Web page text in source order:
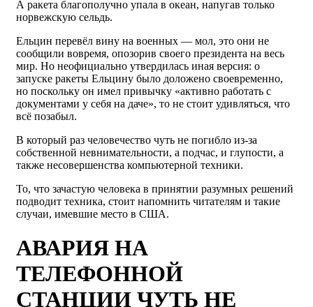
А ракета благополучно упала в океан, напугав только
норвежскую сельдь.
Ельцин перевёл вину на военных — мол, это они не
сообщили вовремя, опозорив своего президента на весь
мир. Но неофициально утвердилась иная версия: о
запуске ракеты Ельцину было доложено своевременно,
но поскольку он имел привычку «активно работать с
документами у себя на даче», то не стоит удивляться, что
всё позабыл.
В который раз человечество чуть не погибло из-за
собственной невнимательности, а подчас, и глупости, а
также несовершенства компьютерной техники.
То, что зачастую человека в принятии разумных решений
подводит техника, стоит напомнить читателям и такие
случаи, имевшие место в США.
АВАРИЯ НА
ТЕЛЕФОННОЙ
СТАНЦИИ ЧУТЬ НЕ